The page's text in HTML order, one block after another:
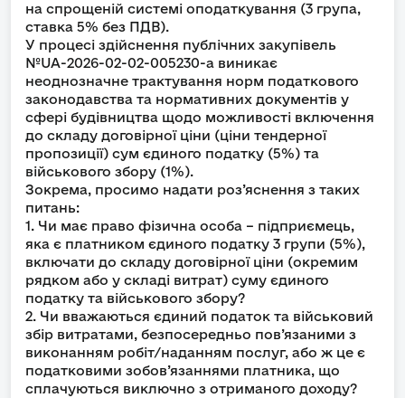
на спрощеній системі оподаткування (3 група,
ставка 5% без ПДВ).
У процесі здійснення публічних закупівель
№UA-2026-02-02-005230-a виникає
неоднозначне трактування норм податкового
законодавства та нормативних документів у
сфері будівництва щодо можливості включення
до складу договірної ціни (ціни тендерної
пропозиції) сум єдиного податку (5%) та
військового збору (1%).
Зокрема, просимо надати роз’яснення з таких
питань:
1. Чи має право фізична особа – підприємець,
яка є платником єдиного податку 3 групи (5%),
включати до складу договірної ціни (окремим
рядком або у складі витрат) суму єдиного
податку та військового збору?
2. Чи вважаються єдиний податок та військовий
збір витратами, безпосередньо пов’язаними з
виконанням робіт/наданням послуг, або ж це є
податковими зобов’язаннями платника, що
сплачуються виключно з отриманого доходу?